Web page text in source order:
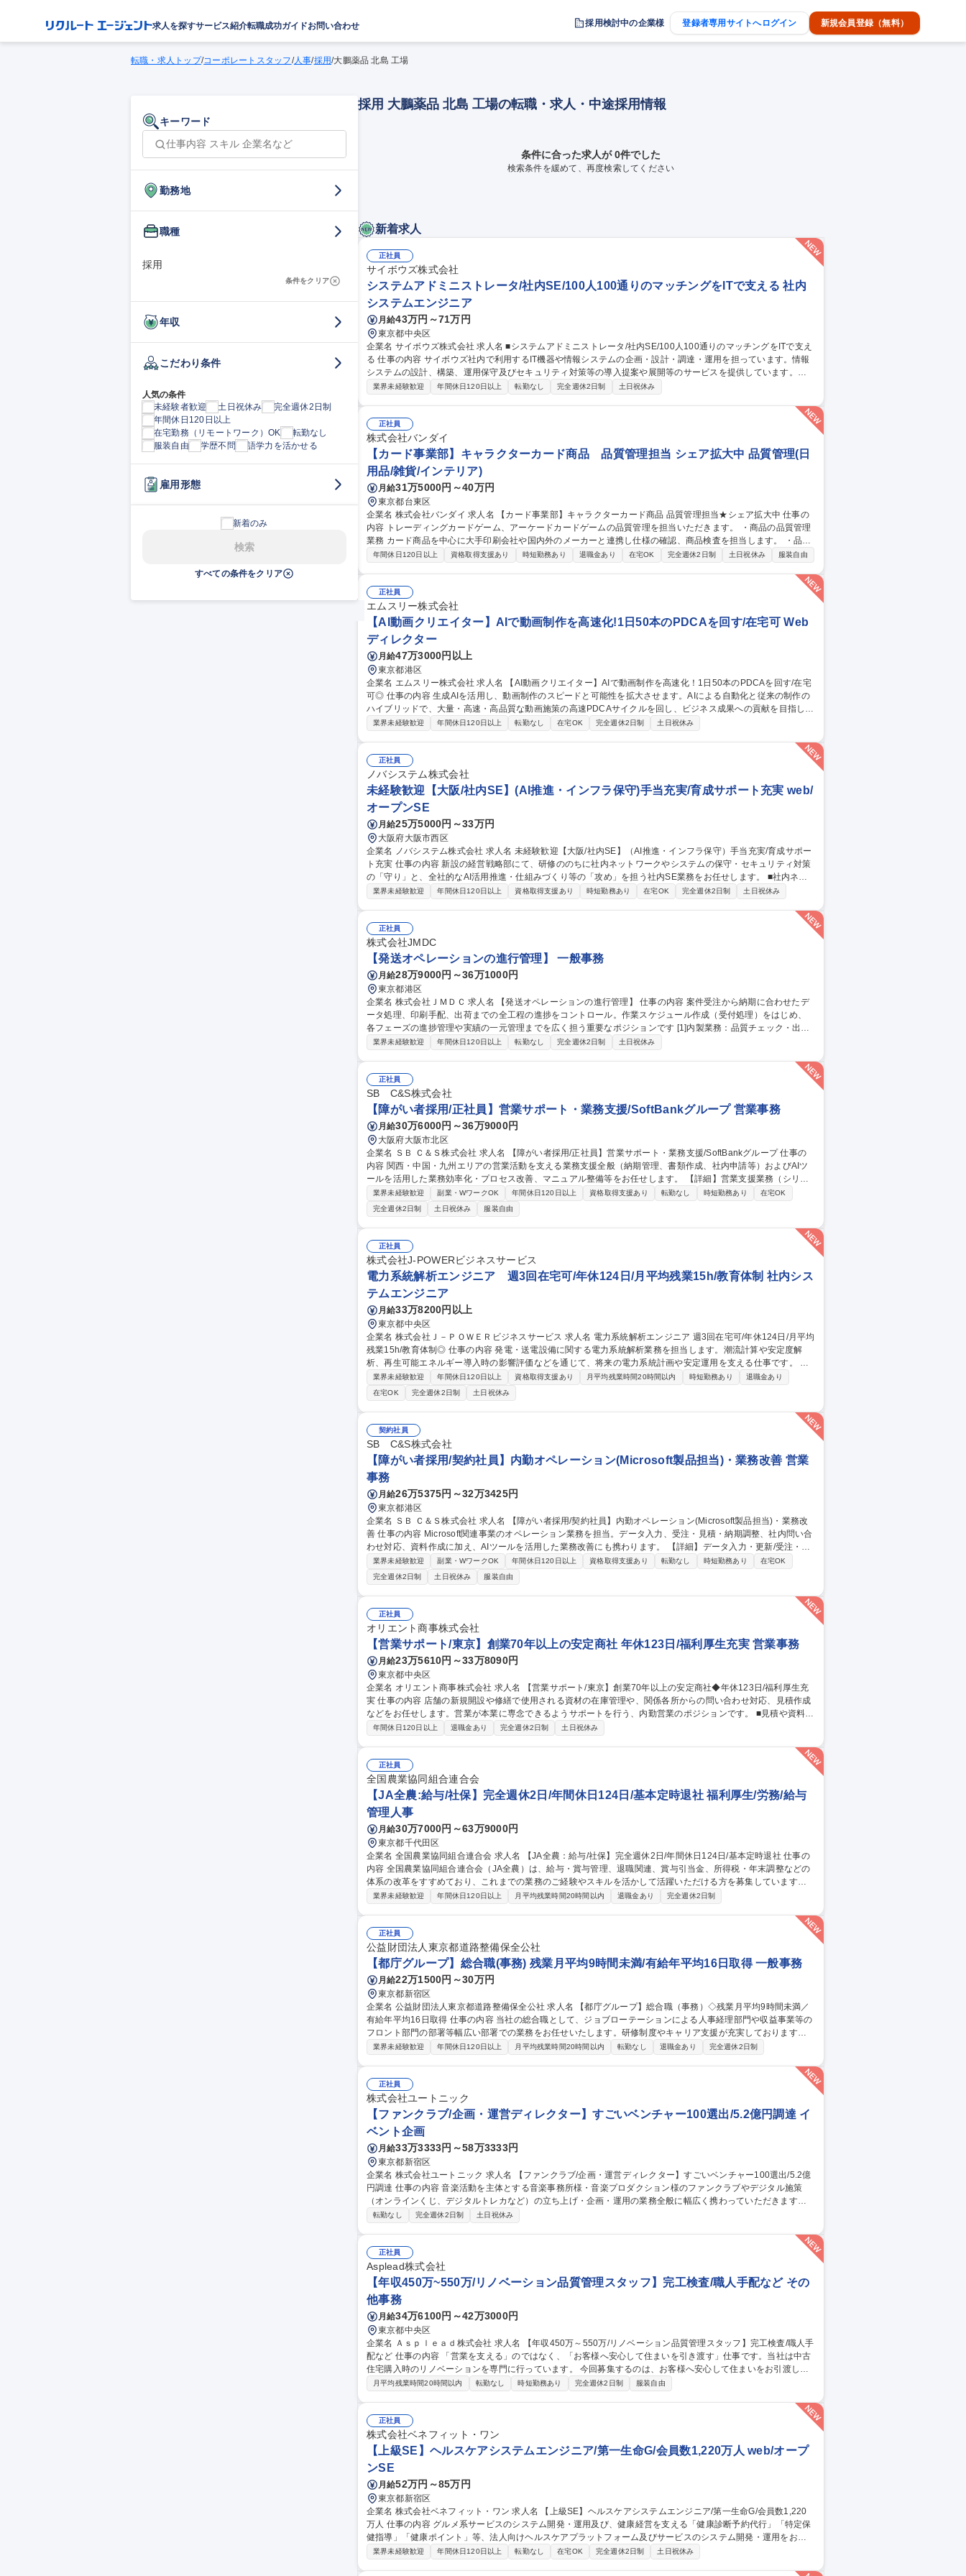
求人を探すサービス紹介転職成功ガイドお問い合わせ 採用検討中の企業様 登録者専用サイトへログイン 新規会員登録（無料）
転職・求人トップ/コーポレートスタッフ/人事/採用/大鵬薬品 北島 工場
キーワード
勤務地
職種
採用
条件をクリア
年収
こだわり条件
人気の条件
未経験者歓迎
土日祝休み
完全週休2日制
年間休日120日以上
在宅勤務（リモートワーク）OK
転勤なし
服装自由
学歴不問 語学力を活かせる
雇用形態
新着のみ
検索
すべての条件をクリア
採用 大鵬薬品 北島 工場の転職・求人・中途採用情報
条件に合った求人が 0件でした
検索条件を緩めて、再度検索してください
新着求人
正社員
サイボウズ株式会社
システムアドミニストレータ/社内SE/100人100通りのマッチングをITで支える 社内
システムエンジニア
月給43万円～71万円
東京都中央区
企業名 サイボウズ株式会社 求人名 ■システムアドミニストレータ/社内SE/100人100通りのマッチングをITで支え
る 仕事の内容 サイボウズ社内で利用するIT機器や情報システムの企画・設計・調達・運用を担っています。情報
システムの設計、構築、運用保守及びセキュリティ対策等の導入提案や展開等のサービスを提供しています。
【業務内容】■サイボウズの働き方を支えるITシステムの設計/構築/運用保守■社内用IaaS/SaaS/Idpの設計/構築/運
※当社の企業理念を実現するための社内環境づくり、つまり「チームワークあふれる“会社”を創る」ために「いつ
でも、どこでも、誰とでも、最高の仕事ができるITを提供する」をミッションとしています 募集職種 ■システムア
ドミニストレータ/社内SE/100人100通りのマッチングをITで支える
業界未経験歓迎 年間休日120日以上 転勤なし 完全週休2日制 土日祝休み
正社員
株式会社バンダイ
【カード事業部】キャラクターカード商品 品質管理担当 シェア拡大中 品質管理(日
用品/雑貨/インテリア)
月給31万5000円～40万円
東京都台東区
企業名 株式会社バンダイ 求人名 【カード事業部】キャラクターカード商品 品質管理担当★シェア拡大中 仕事の
内容 トレーディングカードゲーム、アーケードカードゲームの品質管理を担当いただきます。 ・商品の品質管理
業務 カード商品を中心に大手印刷会社や国内外のメーカーと連携し仕様の確認、商品検査を担当します。 ・品質
向上、持続性向上に向けた各種取組み 募集職種 【カード事業部】キャラクターカード商品 品質管理担当★シェア
年間休日120日以上 資格取得支援あり 時短勤務あり 退職金あり 在宅OK 完全週休2日制 土日祝休み 服装自由
正社員
エムスリー株式会社
【AI動画クリエイター】AIで動画制作を高速化!1日50本のPDCAを回す/在宅可 Web
ディレクター
月給47万3000円以上
東京都港区
企業名 エムスリー株式会社 求人名 【AI動画クリエイター】AIで動画制作を高速化！1日50本のPDCAを回す/在宅
可◎ 仕事の内容 生成AIを活用し、動画制作のスピードと可能性を拡大させます。AIによる自動化と従来の制作の
ハイブリッドで、大量・高速・高品質な動画施策の高速PDCAサイクルを回し、ビジネス成果への貢献を目指しま
す。 AIエージェントに定型作業を任せ、「何を・なぜ作るか」の判断と企画に集中する新しい制作スタイルを担
た動画コンテンツ企画・制作・効果検証 ■AIによるシナリオ・クリップ・音声・字幕の生成や制作管理 ※1日50本
規模の体制を構築し、仮説検証と改善を行います。 募集職種 【AI動画クリエイター】AIで動画制作を高速化！1
日50本のPDCAを回す/在宅可◎
業界未経験歓迎 年間休日120日以上 転勤なし 在宅OK 完全週休2日制 土日祝休み
正社員
ノバシステム株式会社
未経験歓迎【大阪/社内SE】(AI推進・インフラ保守)手当充実/育成サポート充実 web/
オープンSE
月給25万5000円～33万円
大阪府大阪市西区
企業名 ノバシステム株式会社 求人名 未経験歓迎【大阪/社内SE】（AI推進・インフラ保守）手当充実/育成サポー
ト充実 仕事の内容 新設の経営戦略部にて、研修ののちに社内ネットワークやシステムの保守・セキュリティ対策
の「守り」と、全社的なAI活用推進・仕組みづくり等の「攻め」を担う社内SE業務をお任せします。 ■社内ネッ
トワーク、システムの保守・セキュリティ対策・社員教育 ■Pマーク、ISMSの更新および監査対応 ■社員向けAI教
の全拠点が対象。 ※新設組織のため仕組みづくりからアイデアを反映でき、サポート・インフラ経験を活かし新
領域へ挑戦できます。 募集職種 未経験歓迎【大阪/社内SE】（AI推進・インフラ保守）手当充実/育成サポート充
実
業界未経験歓迎 年間休日120日以上 資格取得支援あり 時短勤務あり 在宅OK 完全週休2日制 土日祝休み
正社員
株式会社JMDC
【発送オペレーションの進行管理】 一般事務
月給28万9000円～36万1000円
東京都港区
企業名 株式会社ＪＭＤＣ 求人名 【発送オペレーションの進行管理】 仕事の内容 案件受注から納期に合わせたデ
ータ処理、印刷手配、出荷までの全工程の進捗をコントロール。作業スケジュール作成（受付処理）をはじめ、
各フェーズの進捗管理や実績の一元管理までを広く担う重要なポジションです [1]内製業務：品質チェック・出荷
対応・資材管理 [2]外注業務：発注進行 [3]進行管理・事務： ・案件コントロール：月150～350件の進捗管理 ・顧
業界未経験歓迎 年間休日120日以上 転勤なし 完全週休2日制 土日祝休み
正社員
SB C&S株式会社
【障がい者採用/正社員】営業サポート・業務支援/SoftBankグループ 営業事務
月給30万6000円～36万9000円
大阪府大阪市北区
企業名 ＳＢ Ｃ＆Ｓ株式会社 求人名 【障がい者採用/正社員】営業サポート・業務支援/SoftBankグループ 仕事の
内容 関西・中国・九州エリアの営業活動を支える業務支援全般（納期管理、書類作成、社内申請等）およびAIツ
ールを活用した業務効率化・プロセス改善、マニュアル整備等をお任せします。 【詳細】営業支援業務（シリア
ル取得、納期調整、メーカー出荷報告）/納期回答・納期管理/納品書・請求書等の書類作成・発行/押印申請等の社
内申請業務/各種事務・庶務業務/AIツールを活用した業務効率化・業務改善/業務の標準化・マニュアル整備 【働
き方】TeamsやGoogle Chatを中心にコミュニケーションを実施しており、業務に慣れた後は週1～2日程度の在
宅勤務も可能です。 募集職種 【障がい者採用/正社員】営業サポート・業務支援/SoftBankグループ
業界未経験歓迎 副業・WワークOK 年間休日120日以上 資格取得支援あり 転勤なし 時短勤務あり
在宅OK
完全週休2日制
土日祝休み 服装自由
正社員
株式会社J-POWERビジネスサービス
電力系統解析エンジニア 週3回在宅可/年休124日/月平均残業15h/教育体制 社内シス
テムエンジニア
月給33万8200円以上
東京都中央区
企業名 株式会社Ｊ－ＰＯＷＥＲビジネスサービス 求人名 電力系統解析エンジニア 週3回在宅可/年休124日/月平均
残業15h/教育体制◎ 仕事の内容 発電・送電設備に関する電力系統解析業務を担当します。潮流計算や安定度解
析、再生可能エネルギー導入時の影響評価などを通じて、将来の電力系統計画や安定運用を支える仕事です。 ・
発電設備や新規需要家の系統連系に伴う影響評価 ・電圧変動や潮流状況の解析、設備容量の検討 ・将来の電力系
統計画に向けたシミュレーション ・RTDS、PSCAD、PowerFactory等を用いた系統解析 ・解析結果をもとにし
た技術検討資料の作成 ・解析手法の高度化や支援ツール開発にも挑戦可能 募集職種 電力系統解析エンジニア 週3
回在宅可/年休124日/月平均残業15h/教育体制◎
業界未経験歓迎 年間休日120日以上 資格取得支援あり 月平均残業時間20時間以内 時短勤務あり
退職金あり
在宅OK
完全週休2日制 土日祝休み
契約社員
SB C&S株式会社
【障がい者採用/契約社員】内勤オペレーション(Microsoft製品担当)・業務改善 営業
事務
月給26万5375円～32万3425円
東京都港区
企業名 ＳＢ Ｃ＆Ｓ株式会社 求人名 【障がい者採用/契約社員】内勤オペレーション(Microsoft製品担当)・業務改
善 仕事の内容 Microsoft関連事業のオペレーション業務を担当。データ入力、受注・見積・納期調整、社内問い合
わせ対応、資料作成に加え、AIツールを活用した業務改善にも携わります。 【詳細】データ入力・更新/受注・見
積作成・納期調整/社内営業からの問い合わせ対応/マニュアル作成や売上データ等の資料作成/AIツール(Microsoft
Copilot、ChatGPT等)を活用したAIエージェント作成や問い合わせ対応の業務改善 【働き方】TeamsやGmailを活
用しています。障がい配慮に関する面談や在宅勤務など、無理なく柔軟に働ける環境を整えています。 募集職種
【障がい者採用/契約社員】内勤オペレーション(Microsoft製品担当)・業務改善
業界未経験歓迎 副業・WワークOK 年間休日120日以上 資格取得支援あり 転勤なし 時短勤務あり
在宅OK
完全週休2日制
土日祝休み 服装自由
正社員
オリエント商事株式会社
【営業サポート/東京】創業70年以上の安定商社 年休123日/福利厚生充実 営業事務
月給23万5610円～33万8090円
東京都中央区
企業名 オリエント商事株式会社 求人名 【営業サポート/東京】創業70年以上の安定商社◆年休123日/福利厚生充
実 仕事の内容 店舗の新規開設や修繕で使用される資材の在庫管理や、関係各所からの問い合わせ対応、見積作成
などをお任せします。営業が本業に専念できるようサポートを行う、内勤営業のポジションです。 ■見積や資料の
作成、各種手配、資材の在庫管理 ■社内外（施工店、倉庫、仕入先など）との折衝や問い合わせ対応 ■内装・設備
ど）が生かせます。 ※将来的なキャリア：管理職希望の方には部下の育成やマネジメントにも参画いただけま
す。部署異動希望制度もあり、多彩なキャリアチェンジが可能です。 募集職種 【営業サポート/東京】創業70年以
上の安定商社◆年休123日/福利厚生充実
年間休日120日以上 退職金あり 完全週休2日制 土日祝休み
正社員
全国農業協同組合連合会
【JA全農:給与/社保】完全週休2日/年間休日124日/基本定時退社 福利厚生/労務/給与
管理人事
月給30万7000円～63万9000円
東京都千代田区
企業名 全国農業協同組合連合会 求人名 【JA全農：給与/社保】完全週休2日/年間休日124日/基本定時退社 仕事の
内容 全国農業協同組合連合会（JA全農）は、給与・賞与管理、退職関連、賞与引当金、所得税・年末調整などの
体系の改革をすすめており、これまでの業務のご経験やスキルを活かして活躍いただける方を募集しています。
ご経験・適性・希望をもとに、以下の中から担当いただく業務を決定します。 ■給与・賞与管理業務■所得税対
年間休日124日/基本定時退社
業界未経験歓迎 年間休日120日以上 月平均残業時間20時間以内 退職金あり 完全週休2日制
正社員
公益財団法人東京都道路整備保全公社
【都庁グループ】総合職(事務) 残業月平均9時間未満/有給年平均16日取得 一般事務
月給22万1500円～30万円
東京都新宿区
企業名 公益財団法人東京都道路整備保全公社 求人名 【都庁グループ】総合職（事務）◇残業月平均9時間未満／
有給年平均16日取得 仕事の内容 当社の総合職として、ジョブローテーションによる人事経理部門や収益事業等の
フロント部門の部署等幅広い部署での業務をお任せいたします。研修制度やキャリア支援が充実しております！
※下記業務詳細 【業務詳細】■管理部門：広報、人事、経理など当公社の運営に係る管理業務 ■収益部門：駐車場
幹線道路や木造住宅密集地域の特定整備路線の用地取得、道路に関する普及啓発事業、都内の道路施設や道路工
事現場の見学ツアー事業 ※入社後は上記いずれかの部門へ配属。※業務内容変更の範囲：会社の定める業務 募集
職種 【都庁グループ】総合職（事務）◇残業月平均9時間未満／有給年平均16日取得
業界未経験歓迎 年間休日120日以上 月平均残業時間20時間以内 転勤なし 退職金あり 完全週休2日制
正社員
株式会社ユートニック
【ファンクラブ/企画・運営ディレクター】すごいベンチャー100選出/5.2億円調達 イ
ベント企画
月給33万3333円～58万3333円
東京都新宿区
企業名 株式会社ユートニック 求人名 【ファンクラブ/企画・運営ディレクター】すごいベンチャー100選出/5.2億
円調達 仕事の内容 音楽活動を主体とする音楽事務所様・音楽プロダクション様のファンクラブやデジタル施策
（オンラインくじ、デジタルトレカなど）の立ち上げ・企画・運用の業務全般に幅広く携わっていただきます。 ■
ファンクラブ内のコンテンツ企画提案および実施 ■ファンクラブ会員の管理・分析および改善施策の推進 ■会場で
規営業・新規提案の推進および各種ステークホルダー調整 ■アーティストやクリエイターの成長支援に向けた各種
業務全般 募集職種 【ファンクラブ/企画・運営ディレクター】すごいベンチャー100選出/5.2億円調達
転勤なし 完全週休2日制 土日祝休み
正社員
Asplead株式会社
【年収450万~550万/リノベーション品質管理スタッフ】完工検査/職人手配など その
他事務
月給34万6100円～42万3000円
東京都中央区
企業名 Ａｓｐｌｅａｄ株式会社 求人名 【年収450万～550万/リノベーション品質管理スタッフ】完工検査/職人手
配など 仕事の内容 「営業を支える」のではなく、「お客様へ安心して住まいを引き渡す」仕事です。当社は中古
住宅購入時のリノベーションを専門に行っています。 今回募集するのは、お客様へ安心して住まいをお引渡しす
るために 欠かせない品質管理・現場サポートスタッフです。工事がスムーズに進むよう現場を支え、施工品質を
■職人への是正依頼■是正工事の日程調整■工事申請書類の作成・提出 ■近隣へのご挨拶■キーボックスの回収など
★外回りが中心/社用車で現場を巡回します。iPad支給で現場でも書類作成や写真管理が可能です。 募集職種 【年
収450万～550万/リノベーション品質管理スタッフ】完工検査/職人手配など
月平均残業時間20時間以内 転勤なし 時短勤務あり 完全週休2日制 服装自由
正社員
株式会社ベネフィット・ワン
【上級SE】ヘルスケアシステムエンジニア/第一生命G/会員数1,220万人 web/オープ
ンSE
月給52万円～85万円
東京都新宿区
企業名 株式会社ベネフィット・ワン 求人名 【上級SE】ヘルスケアシステムエンジニア/第一生命G/会員数1,220
万人 仕事の内容 グルメ系サービスのシステム開発・運用及び、健康経営を支える「健康診断予約代行」「特定保
健指導」「健康ポイント」等、法人向けヘルスケアプラットフォーム及びサービスのシステム開発・運用をお任
せします。 【詳細】■サービス利用者・法人顧客向けのWebプラットフォームの改善 ■グルメ関連サービス及び、
業界未経験歓迎 年間休日120日以上 転勤なし 在宅OK 完全週休2日制 土日祝休み